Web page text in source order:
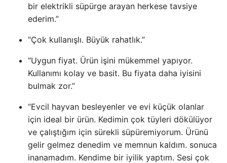
bir elektrikli süpürge arayan herkese tavsiye
ederim.”
“Çok kullanışlı. Büyük rahatlık.”
“Uygun fiyat. Ürün işini mükemmel yapıyor.
Kullanımı kolay ve basit. Bu fiyata daha iyisini
bulmak zor.”
“Evcil hayvan besleyenler ve evi küçük olanlar
için ideal bir ürün. Kedimin çok tüyleri dökülüyor
ve çalıştığım için sürekli süpüremiyorum. Ürünü
gelir gelmez denedim ve memnun kaldım. sonuca
inanamadım. Kendime bir iyilik yaptım. Sesi çok